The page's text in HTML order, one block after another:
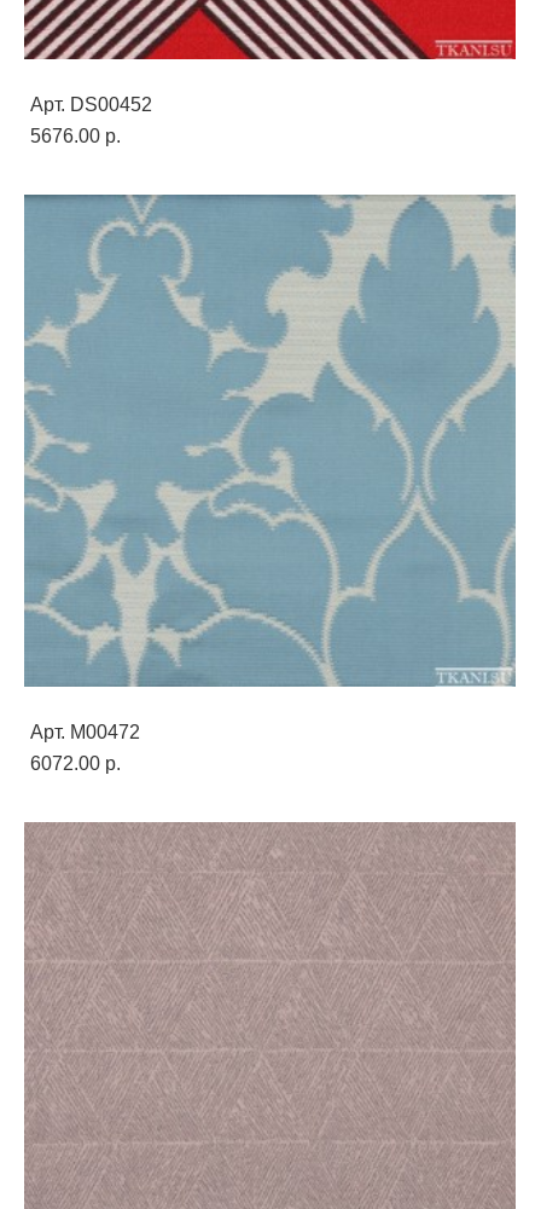
Арт. DS00452
5676.00 p.
Арт. M00472
6072.00 p.